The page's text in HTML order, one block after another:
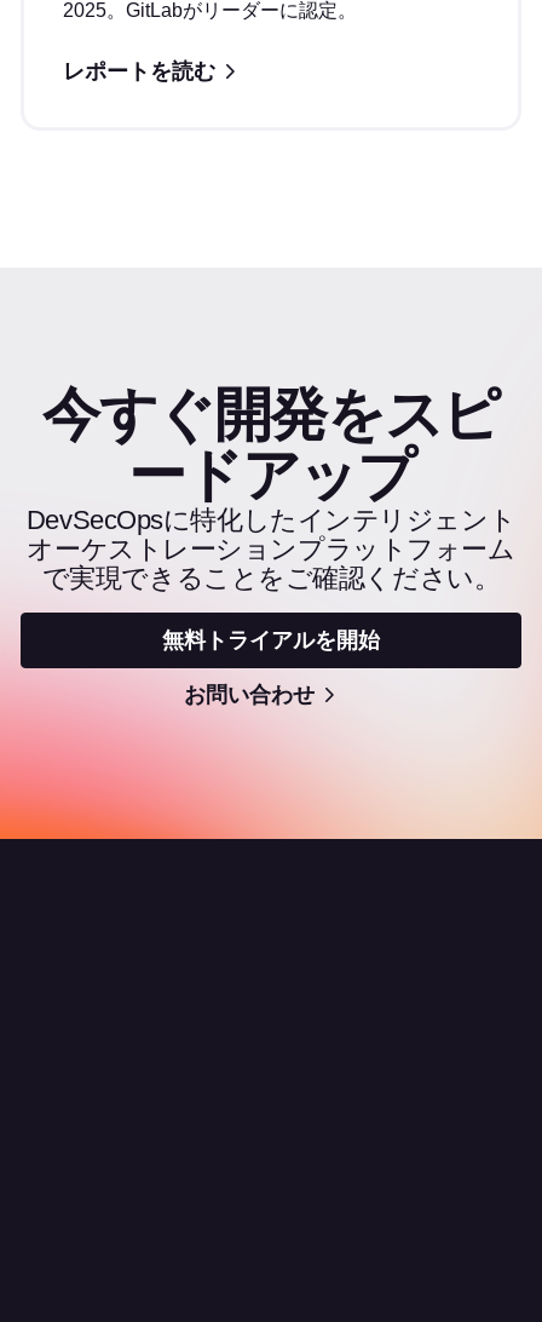
2025。GitLabがリーダーに認定。
レポートを読む
今すぐ開発をスピ
ードアップ
DevSecOpsに特化したインテリジェント
オーケストレーションプラットフォーム
で実現できることをご確認ください。
無料トライアルを開始
お問い合わせ